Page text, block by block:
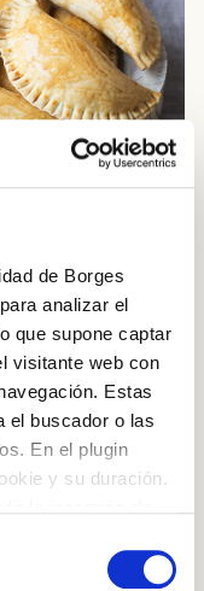
de Borges
analizar el
que supone captar
visitante web con
Estas
el buscador o las
En el plugin
y su duración.
en el navegador.
aubergine,